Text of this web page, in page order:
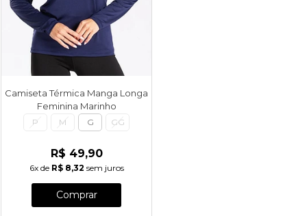
Camiseta Térmica Manga Longa
Feminina Marinho
P M G GG
R$ 49,90
6xde R$ 8,32 sem juros
Comprar